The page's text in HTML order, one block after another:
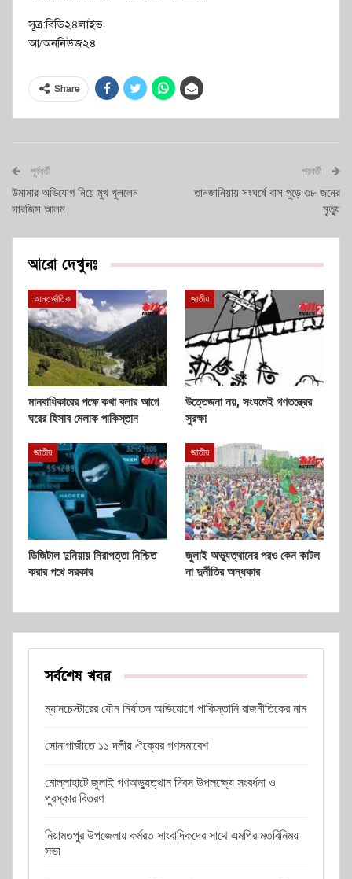
সূত্র:বিডি২৪লাইভ
আ/অননিউজ২৪
Share
পূর্ববর্তী
উমামার অভিযোগ নিয়ে মুখ খুললেন
সারজিস আলম
পরবর্তী
তানজানিয়ায় সংঘর্ষে বাস পুড়ে ৩৮ জনের
মৃত্যু
আরো দেখুনঃ
আন্তর্জাতিক
মানবাধিকারের পক্ষে কথা বলার আগে
ঘরের হিসাব মেলাক পাকিস্তান
জাতীয়
উত্তেজনা নয়, সংযমেই গণতন্ত্রের
সুরক্ষা
জাতীয়
ডিজিটাল দুনিয়ায় নিরাপত্তা নিশ্চিত
করার পথে সরকার
জাতীয়
জুলাই অভ্যুত্থানের পরও কেন কাটল
না দুর্নীতির অন্ধকার
সর্বশেষ খবর
ম্যানচেস্টারের যৌন নির্যাতন অভিযোগে পাকিস্তানি রাজনীতিকের নাম
সোনাগাজীতে ১১ দলীয় ঐক্যের গণসমাবেশ
মোল্লাহাটে জুলাই গণঅভ্যুত্থান দিবস উপলক্ষ্যে সংবর্ধনা ও
পুরস্কার বিতরণ
নিয়ামতপুর উপজেলায় কর্মরত সাংবাদিকদের সাথে এমপির মতবিনিময়
সভা